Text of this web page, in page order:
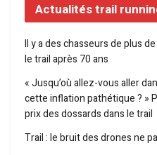
Actualités trail
Il y a des chasseurs de plus
le trail après 70 ans
« Jusqu’où allez-vous aller
cette inflation pathétique ? »
prix des dossards dans le trail
Trail : le bruit des drones ne